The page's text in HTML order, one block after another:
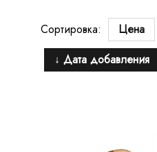
Сортировка:
Цена
↓ Дата добавления